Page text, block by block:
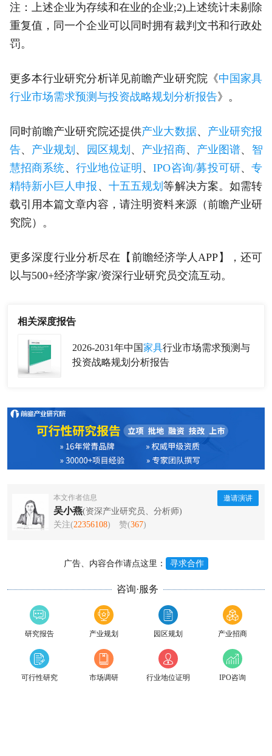
注：上述企业为存续和在业的企业;2)上述统计未剔除
重复值，同一个企业可以同时拥有裁判文书和行政处
罚。
更多本行业研究分析详见前瞻产业研究院《中国家具
行业市场需求预测与投资战略规划分析报告》。
同时前瞻产业研究院还提供产业大数据、 产业研究报
告、 产业规划 、 园区规划 、 产业招商、 产业图谱、 智
慧招商系统、 行业地位证明 、IPO咨询/募投可研、专
精特新小巨人申报 、 十五五规划等解决方案。如需转
载引用本篇文章内容，请注明资料来源（前瞻产业研
究院）。
更多深度行业分析尽在【前瞻经济学人APP】，还可
以与500+经济学家/资深行业研究员交流互动。
相关深度报告
2026-2031年中国家具行业市场需求预测与
投资战略规划分析报告
本文作者信息
吴小燕(资深产业研究员、分析师)
关注(22356108) 赞(367)
邀请演讲
广告、内容合作请点这里： 寻求合作
咨询·服务
研究报告 产业规划 园区规划 产业招商
可行性研究 市场调研 行业地位证明 IPO咨询